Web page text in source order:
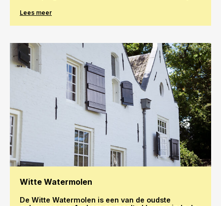
Lees meer
Witte Watermolen
De Witte Watermolen is een van de oudste